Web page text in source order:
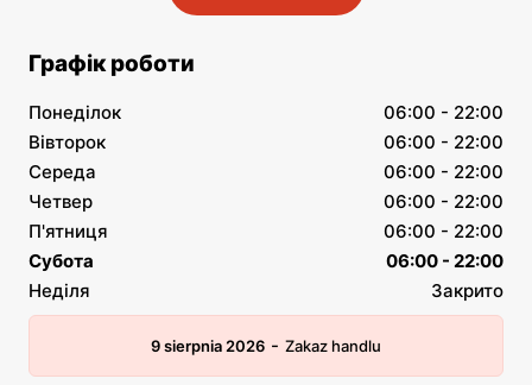
Графік роботи
Понеділок
06:00 - 22:00
Вівторок
06:00 - 22:00
Середа
06:00 - 22:00
Четвер
06:00 - 22:00
П'ятниця
06:00 - 22:00
Субота
06:00 - 22:00
Неділя
Закрито
9 sierpnia 2026 - Zakaz handlu